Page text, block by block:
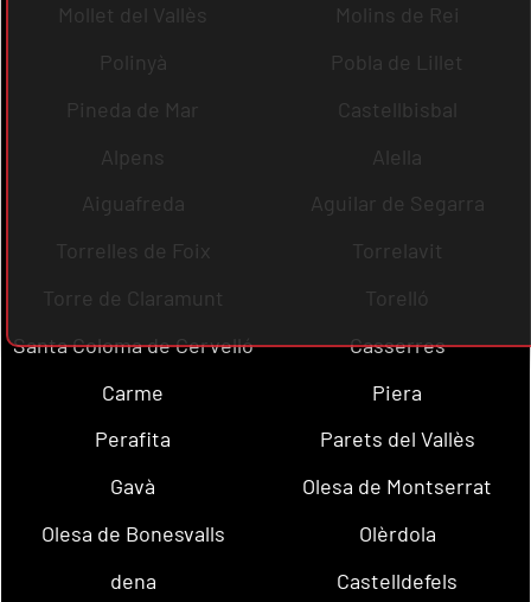
Mollet del Vallès
Molins de Rei
Polinyà
Pobla de Lillet
Pineda de Mar
Castellbisbal
Alpens
Alella
Aiguafreda
Aguilar de Segarra
Torrelles de Foix
Torrelavit
Torre de Claramunt
Torelló
Santa Coloma de Cervelló
Casserres
Carme
Piera
Perafita
Parets del Vallès
Gavà
Olesa de Montserrat
Olesa de Bonesvalls
Olèrdola
dena
Castelldefels